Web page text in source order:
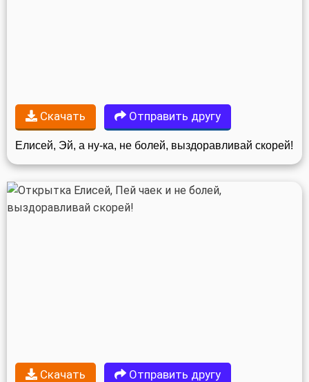
Скачать Отправить другу
Елисей, Эй, а ну-ка, не болей, выздоравливай скорей!
Скачать Отправить другу